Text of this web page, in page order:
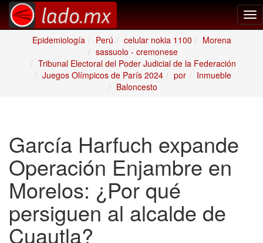
Epidemiología
Perú celular nokia 1100
Morena
sassuolo - cremonese
Tribunal Electoral del Poder Judicial de la Federación
Juegos Olímpicos de París 2024
por
Inmueble
Baloncesto
García Harfuch expande
Operación Enjambre en
Morelos: ¿Por qué
persiguen al alcalde de
Cuautla?